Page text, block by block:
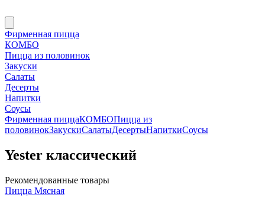
Фирменная пицца
КОМБО
Пицца из половинок
Закуски
Салаты
Десерты
Напитки
Соусы
Фирменная пиццаКОМБОПицца из
половинокЗакускиСалатыДесертыНапиткиСоусы
Yester классический
Рекомендованные товары
Пицца Мясная